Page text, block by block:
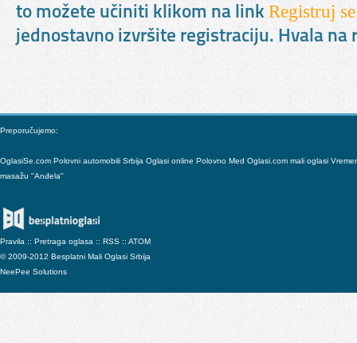
to možete učiniti klikom na linkRegistruj se
jednostavno izvršite registraciju. Hvala na
Preporučujemo:
OglasiSe.com Polovni automobili Srbija Oglasi online Polovno Med Oglasi.com mali oglasi
masažu "Anđela"
Pravila :: Pretraga oglasa :: RSS :: ATOM
© 2009-2012 Besplatni Mali Oglasi Srbija
NeePee Solutions